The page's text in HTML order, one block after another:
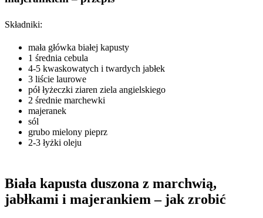
Składniki:
mała główka białej kapusty
1 średnia cebula
4-5 kwaskowatych i twardych jabłek
3 liście laurowe
pół łyżeczki ziaren ziela angielskiego
2 średnie marchewki
majeranek
sól
grubo mielony pieprz
2-3 łyżki oleju
Biała kapusta duszona z marchwią,
jabłkami i majerankiem – jak zrobić